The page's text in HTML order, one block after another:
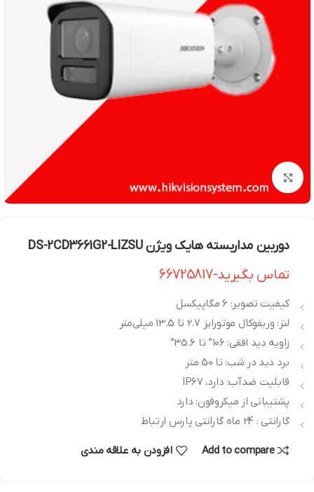
بزرگنمایی تصویر
دوربین مداربسته هایک ویژن DS-2CD3661G2-LIZSU
تماس بگیرید-66725817
کیفیت تصویر: 6 مگاپیکسل
لنز: وریفوکال موتورایز 2.7 تا 13.5 میلی‌متر
زاویه دید افقی: 106° تا 35.6°
برد دید در شب: تا 50 متر
قابلیت ضدآب: دارد، IP67
پشتیبانی از میکروفون: دارد
گارانتی : 24 ماه گارانتی پارس ارتباط
Add to compare افزودن به علاقه مندی